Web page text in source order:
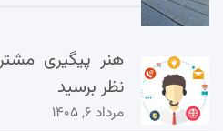
هنر پیگیری
نظر برسید
مرداد ۶, ۱۴۰۵